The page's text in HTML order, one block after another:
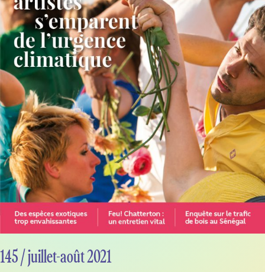
145 / juillet-août 2021